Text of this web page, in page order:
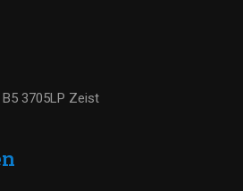
3705LP Zeist